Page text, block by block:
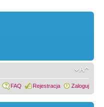
FAQ Rejestracja Zaloguj